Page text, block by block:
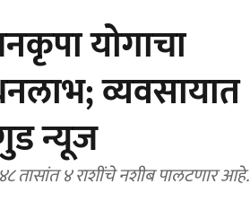
योगाचा
व्यवसायात
न्यूज
तासांत ४ राशींचे नशीब पालटणार आहे.